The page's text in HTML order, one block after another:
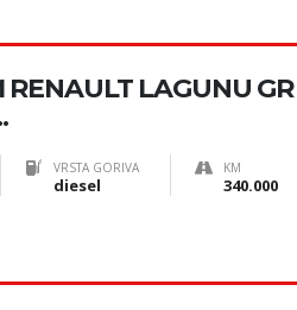
RENAULT LAGUNU GR
VRSTA GORIVA
diesel
KM
340.000